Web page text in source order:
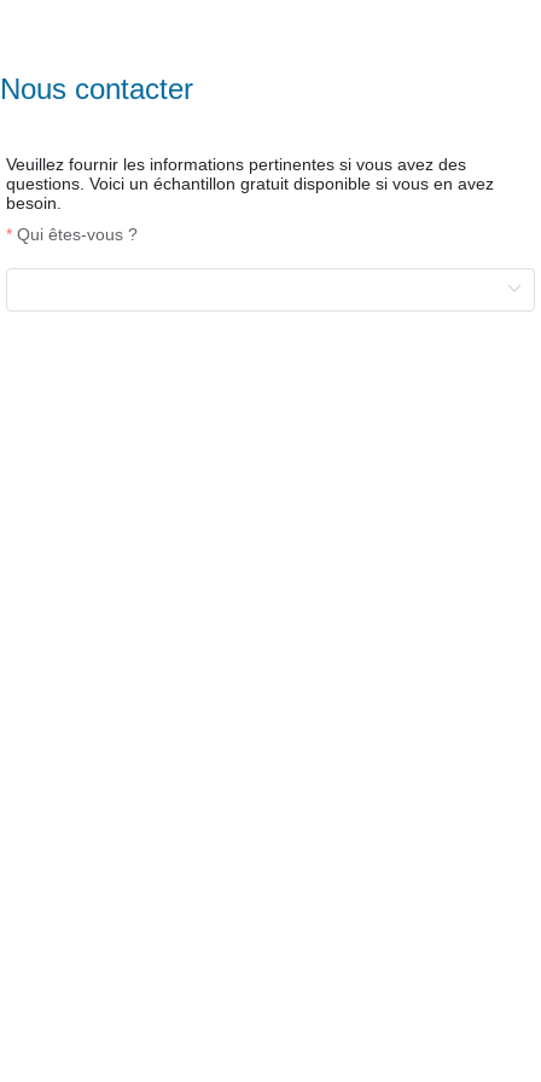
Nous contacter
Veuillez fournir les informations pertinentes si vous avez des
questions. Voici un échantillon gratuit disponible si vous en avez
besoin.
Qui êtes-vous ?